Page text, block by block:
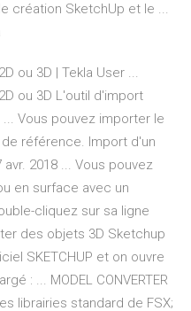
création SketchUp et le ...
ou 3D | Tekla User ...
ou 3D L'outil d'import
Vous pouvez importer le
référence. Import d'un
2018 ... Vous pouvez
en surface avec un
cliquez sur sa ligne
des objets 3D Sketchup
SKETCHUP et on ouvre
: ... MODEL CONVERTER
librairies standard de FSX;